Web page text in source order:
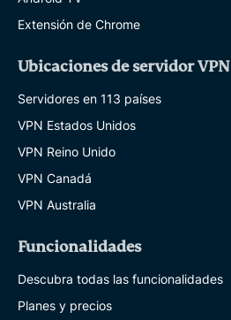
Extensión de Chrome
Ubicaciones de servidor VPN
Servidores en 113 países
VPN Estados Unidos
VPN Reino Unido
VPN Canadá
VPN Australia
Funcionalidades
Descubra todas las funcionalidades
Planes y precios